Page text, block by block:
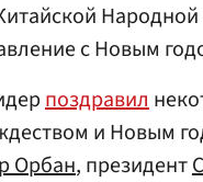
с Новым
поздравил
и Новым
Орбан, президент